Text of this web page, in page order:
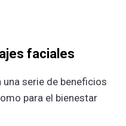
faciales
serie de beneficios
para el bienestar